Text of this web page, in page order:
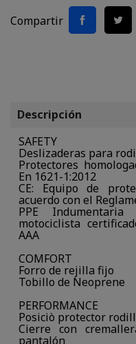
Compartir
Descripción
SAFETY
Deslizaderas para
Protectores
En 1621-1:2012
CE: Equipo de
acuerdo con el
PPE
motociclista
AAA
COMFORT
Forro de rejilla fijo
Tobillo de Neoprene
PERFORMANCE
Posiciò protector
Cierre con
pantalón